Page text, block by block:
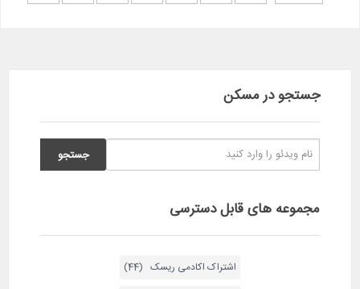
جستجو در مسکن
مجموعه های قابل دسترسی
اشتراک اکادمی ریسک (44)